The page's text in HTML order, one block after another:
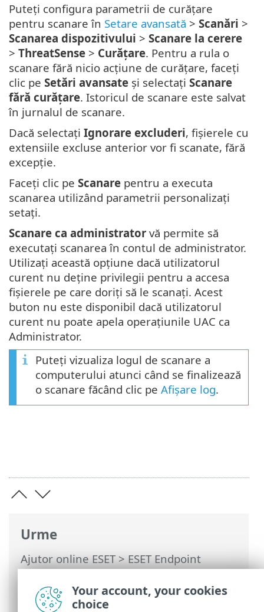
Urme
Ajutor online ESET>ESET Endpoint
Security>Utilizarea ESET Endpoint
Security >Scanare computer> Lansator
scanare particularizată
Puteți configura parametrii de curățare
pentru scanare în Setare avansată > Scanări >
Scanarea dispozitivului > Scanare la cerere
> ThreatSense > Curățare. Pentru a rula o
scanare fără nicio acțiune de curățare, faceți
clic pe Setări avansate și selectați Scanare
fără curățare. Istoricul de scanare este salvat
în jurnalul de scanare.
Dacă selectați Ignorare excluderi, fișierele cu
extensiile excluse anterior vor fi scanate, fără
excepție.
Faceți clic pe Scanare pentru a executa
scanarea utilizând parametrii personalizați
setați.
Scanare ca administrator vă permite să
executați scanarea în contul de administrator.
Utilizați această opțiune dacă utilizatorul
curent nu deține privilegii pentru a accesa
fișierele pe care doriți să le scanați. Acest
buton nu este disponibil dacă utilizatorul
curent nu poate apela operațiunile UAC ca
Administrator.
Puteți vizualiza logul de scanare a
computerului atunci când se finalizează
o scanare făcând clic pe Afișare log.
Your account, your cookies
choice